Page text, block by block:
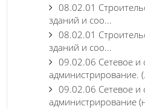
08.02.01
зданий и соо...
08.02.01
зданий и соо...
09.02.06 Сетевое и
администрирование.
09.02.06 Сетевое и
администрирование